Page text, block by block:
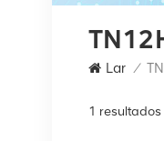
Lar /
1